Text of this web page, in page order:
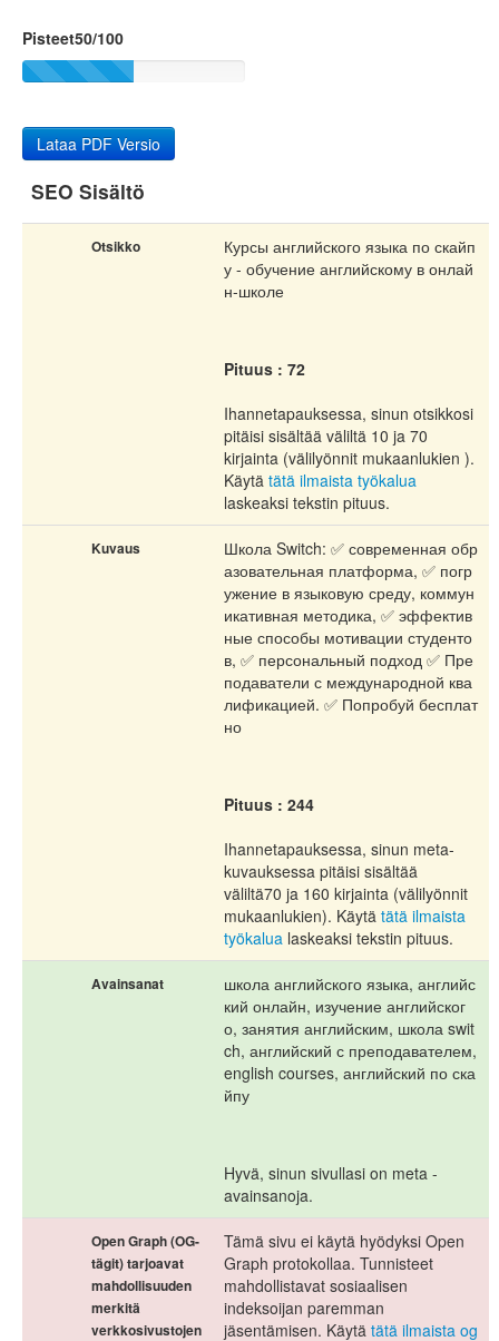
Dokumentti
Mobiili
Optimoi
Pisteet50/100
Lataa PDF Versio
SEO Sisältö
Otsikko
Курсы английского языка по скайп
у - обучение английскому в онлай
н-школе
Pituus : 72
Ihannetapauksessa, sinun otsikkosi
pitäisi sisältää väliltä 10 ja 70
kirjainta (välilyönnit mukaanlukien ).
Käytä tätä ilmaista työkalua
laskeaksi tekstin pituus.
Kuvaus
Школа Switch: ✅ современная обр
азовательная платформа, ✅ погр
ужение в языковую среду, коммун
икативная методика, ✅ эффектив
ные способы мотивации студенто
в, ✅ персональный подход ✅ Пре
подаватели с международной ква
лификацией. ✅ Попробуй бесплат
но
Pituus : 244
Ihannetapauksessa, sinun meta-
kuvauksessa pitäisi sisältää
väliltä70 ja 160 kirjainta (välilyönnit
mukaanlukien). Käytä tätä ilmaista
työkalua laskeaksi tekstin pituus.
Avainsanat
школа английского языка, английс
кий онлайн, изучение английског
о, занятия английским, школа swit
ch, английский с преподавателем,
english courses, английский по ска
йпу
Hyvä, sinun sivullasi on meta -
avainsanoja.
Open Graph (OG-
tägit) tarjoavat
mahdollisuuden
merkitä
verkkosivustojen
Tämä sivu ei käytä hyödyksi Open
Graph protokollaa. Tunnisteet
mahdollistavat sosiaalisen
indeksoijan paremman
jäsentämisen. Käytä tätä ilmaista og